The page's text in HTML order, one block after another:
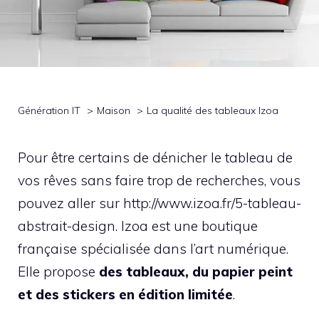
Génération IT Maison La qualité des tableaux Izoa
Pour être certains de dénicher le tableau de
vos rêves sans faire trop de recherches, vous
pouvez aller sur http://www.izoa.fr/5-tableau-
abstrait-design. Izoa est une boutique
française spécialisée dans l’art numérique.
Elle propose des tableaux, du papier peint
et des stickers en édition limitée.